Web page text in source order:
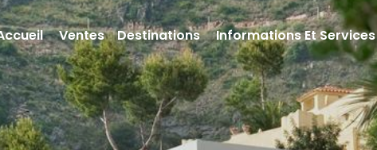
Ventes Destinations Informations Et Services